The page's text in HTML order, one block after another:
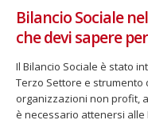
Bilancio Sociale
che devi sapere
Il Bilancio Sociale è stato
Terzo Settore e
organizzazioni non profit,
è necessario attenersi